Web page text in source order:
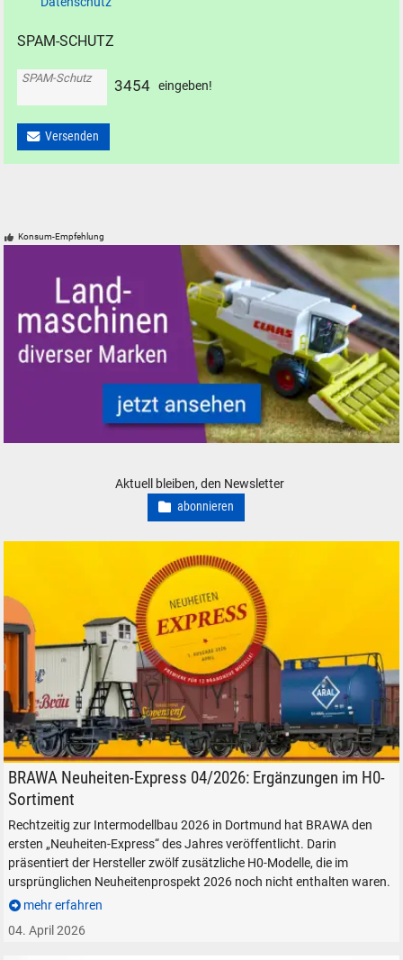
SPAM-SCHUTZ
SPAM-Schutz 3454 eingeben!
Versenden
Konsum-Empfehlung
Aktuell bleiben, den Newsletter
abonnieren
Bild: BRAWA
BRAWA Neuheiten-Express 04/2026: Ergänzungen im H0-
Sortiment
Rechtzeitig zur Intermodellbau 2026 in Dortmund hat BRAWA den
ersten „Neuheiten-Express“ des Jahres veröffentlicht. Darin
präsentiert der Hersteller zwölf zusätzliche H0-Modelle, die im
ursprünglichen Neuheitenprospekt 2026 noch nicht enthalten waren.
mehr erfahren
04. April 2026